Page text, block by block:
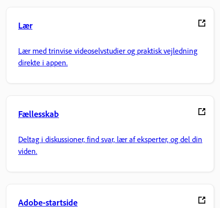
Lær
Lær med trinvise videoselvstudier og praktisk vejledning
direkte i appen.
Fællesskab
Deltag i diskussioner, find svar, lær af eksperter, og del din
viden.
Adobe-startside